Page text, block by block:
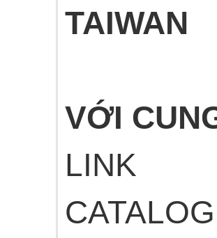
TAIWAN
VỚI
LINK